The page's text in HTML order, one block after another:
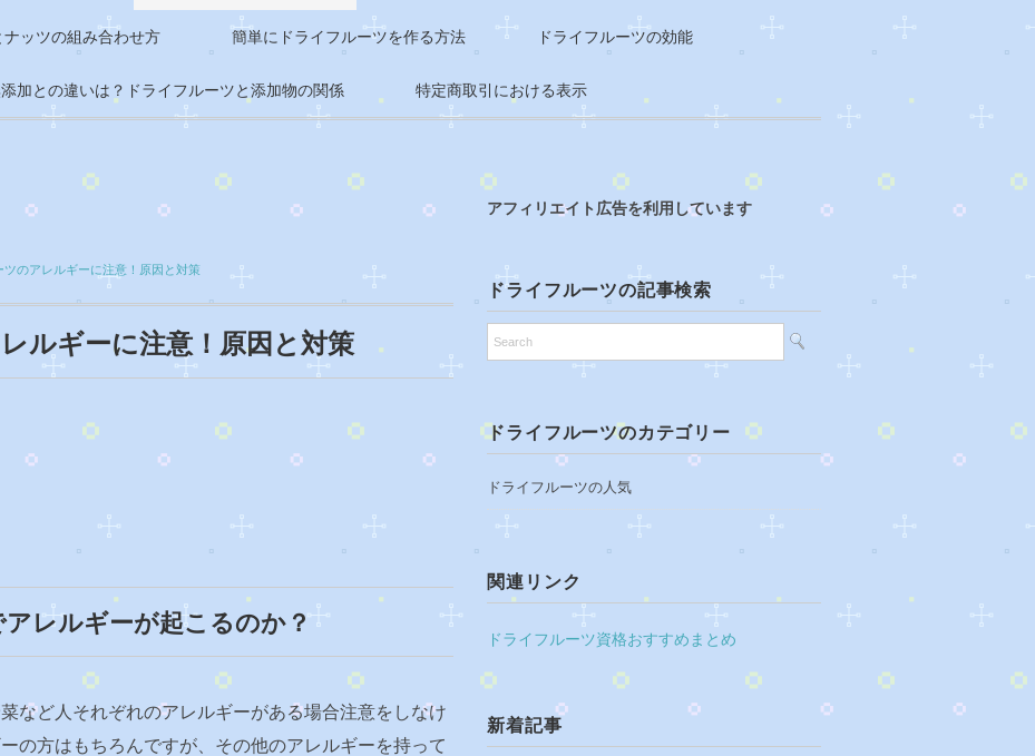
ナッツの組み合わせ方 簡単にドライフルーツを作る方法 ドライフルーツの効能
加との違いは？ドライフルーツと添加物の関係 特定商取引における表示
ツのアレルギーに注意！原因と対策
ルギーに注意！原因と対策
レルギーが起こるのか？
など人それぞれのアレルギーがある場合注意をしなけ
の方はもちろんですが、その他のアレルギーを持って
アフィリエイト広告を利用しています
ドライフルーツの記事検索
ドライフルーツのカテゴリー
ドライフルーツの人気
関連リンク
ドライフルーツ資格おすすめまとめ
新着記事